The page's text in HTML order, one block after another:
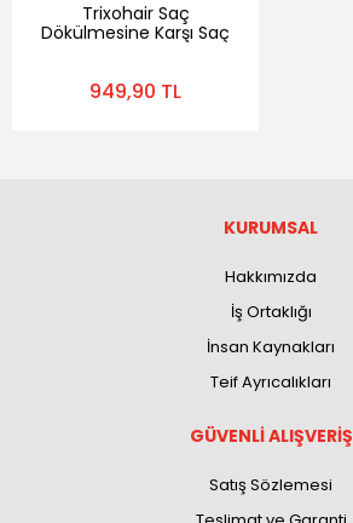
Trixohair Saç
Dökülmesine Karşı Saç
Patentli İçerik ve Kök
949,90 TL
KURUMSAL
Hakkımızda
İş Ortaklığı
İnsan Kaynakları
Teif Ayrıcalıkları
GÜVENLİ ALIŞVERİŞ
Satış Sözlemesi